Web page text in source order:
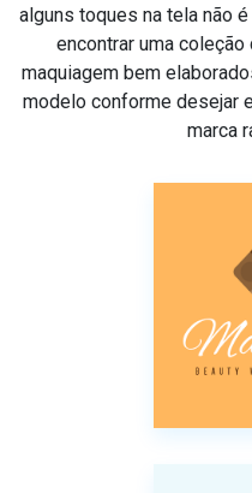
alguns toques na tela não
encontrar uma
maquiagem bem
modelo conforme desejar
marca